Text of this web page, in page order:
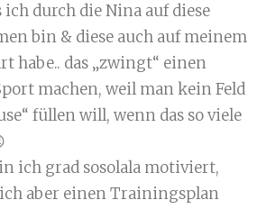
ich durch die Nina auf diese
bin & diese auch auf meinem
habe.. das „zwingt“ einen
machen, weil man kein Feld
füllen will, wenn das so viele
ich grad sosolala motiviert,
ich aber einen Trainingsplan